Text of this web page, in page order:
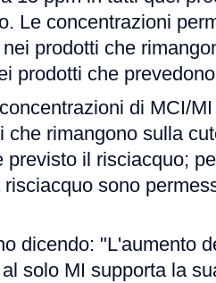
Le concentrazioni
prodotti che
prodotti che
di MCI/
che rimangono sulla
previsto il risciacquo;
sono
dicendo: "L'aumento
solo MI supporta la